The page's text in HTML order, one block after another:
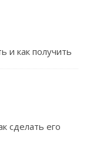
и как получить
сделать его